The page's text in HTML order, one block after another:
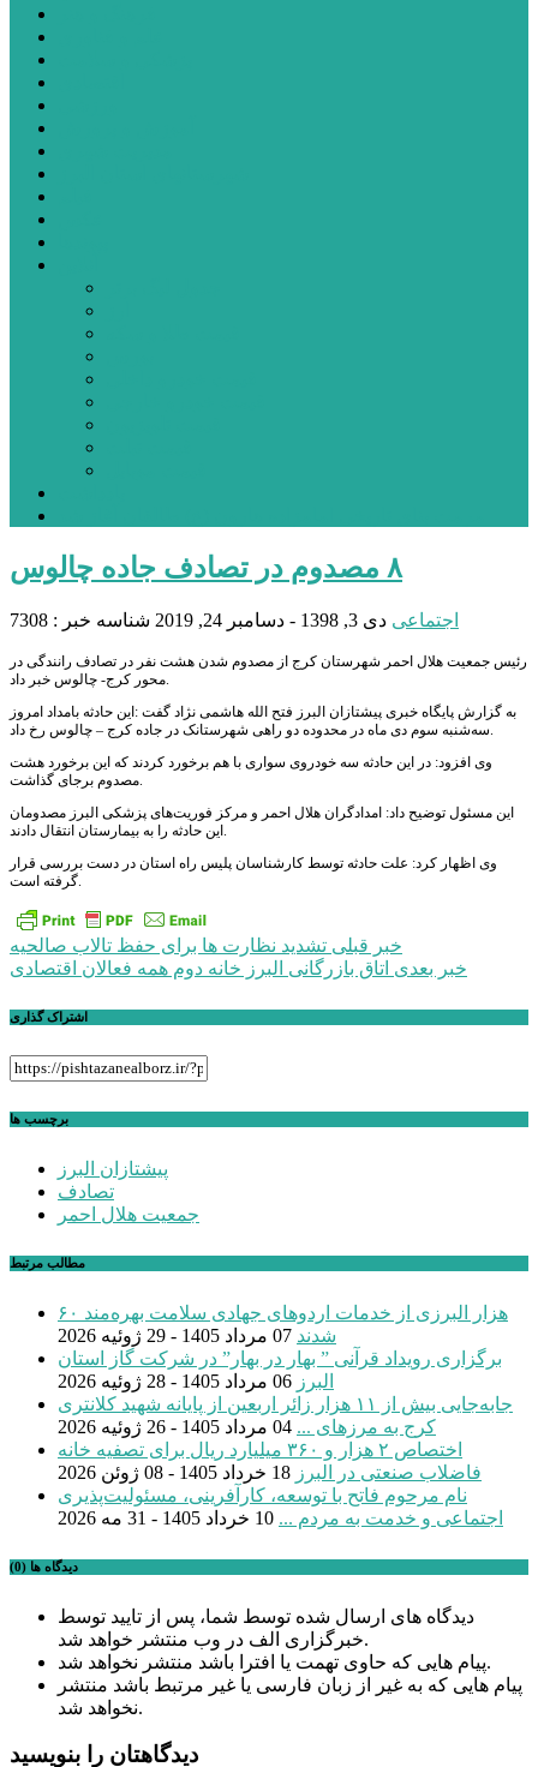
٨ مصدوم در تصادف جاده چالوس
اجتماعی دی 3, 1398 - دسامبر 24, 2019 شناسه خبر : 7308
رئیس جمعیت هلال احمر شهرستان کرج از مصدوم شدن هشت نفر در تصادف رانندگی در
محور کرج- چالوس خبر داد.
به گزارش پایگاه خبری پیشتازان البرز فتح الله هاشمی نژاد گفت :این حادثه بامداد امروز
سه‌شنبه سوم دی ماه در محدوده دو راهی شهرستانک در جاده کرج – چالوس رخ داد.
وی افزود: در این حادثه سه خودروی سواری با هم برخورد کردند که این برخورد هشت
مصدوم برجای گذاشت.
این مسئول توضیح داد: امدادگران هلال احمر و مرکز فوریت‌های پزشکی البرز مصدومان
این حادثه را به بیمارستان انتقال دادند.
وی اظهار کرد: علت حادثه توسط کارشناسان پلیس راه استان در دست بررسی قرار
گرفته است.
راهبری
نوشته
خبر قبلی تشدید نظارت ها برای حفظ تالاب صالحیه
خبر بعدی اتاق بازرگانی البرز خانه دوم همه فعالان اقتصادی
اشتراک گذاری
برچسب ها
پیشتازان البرز
تصادف
جمعیت هلال احمر
مطالب مرتبط
۶۰ هزار البرزی از خدمات اردوهای جهادی سلامت بهره‌مند
شدند 07 مرداد 1405 - 29 ژوئیه 2026
برگزاری رویداد قرآنی ” بهار در بهار” در شرکت گاز استان
البرز 06 مرداد 1405 - 28 ژوئیه 2026
جابه‌جایی بیش از ۱۱ هزار زائر اربعین از پایانه شهید کلانتری
کرج به مرزهای ... 04 مرداد 1405 - 26 ژوئیه 2026
اختصاص ۲ هزار و ۳۶۰ میلیارد ریال برای تصفیه خانه
فاضلاب صنعتی در البرز 18 خرداد 1405 - 08 ژوئن 2026
نام مرحوم فاتح با توسعه، کارآفرینی، مسئولیت‌پذیری
اجتماعی و خدمت به مردم ... 10 خرداد 1405 - 31 مه 2026
دیدگاه ها (0)
دیدگاه های ارسال شده توسط شما، پس از تایید توسط
خبرگزاری الف در وب منتشر خواهد شد.
پیام هایی که حاوی تهمت یا افترا باشد منتشر نخواهد شد.
پیام هایی که به غیر از زبان فارسی یا غیر مرتبط باشد منتشر
نخواهد شد.
دیدگاهتان را بنویسید